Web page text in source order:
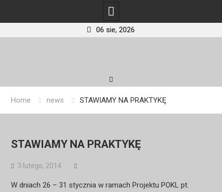
06 sie, 2026
Home news STAWIAMY NA PRAKTYKĘ
STAWIAMY NA PRAKTYKĘ
3 lutego, 2014
W dniach 26 – 31 stycznia w ramach Projektu POKL pt.